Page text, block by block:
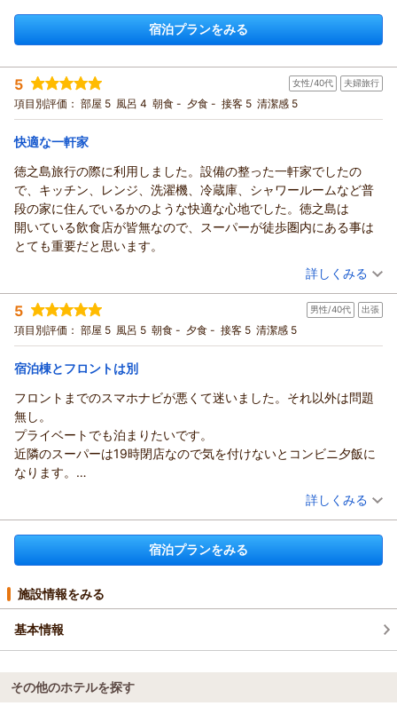
宿泊プランをみる
5 女性/40代 夫婦旅行
項目別評価： 部屋 5 風呂 4 朝食 - 夕食 - 接客 5 清潔感 5
快適な一軒家
徳之島旅行の際に利用しました。設備の整った一軒家でしたの
で、キッチン、レンジ、洗濯機、冷蔵庫、シャワールームなど普
段の家に住んでいるかのような快適な心地でした。徳之島は
開いている飲食店が皆無なので、スーパーが徒歩圏内にある事は
とても重要だと思います。
（投稿日：2026/05/04）
宿泊時期： 2026年05月宿泊 (夫婦旅行)
投稿者： あやこさん
宿泊プラン： 素泊まり 禁煙 一棟貸し ツイン 食事なし
宿泊価格帯： 8,001～9,000円(大人一人あたり/税込)
この度はSouthBlueのご利用ありがとうございました。
また、ご多忙の中、ご感想を頂きありがとうございます
またのお越しをお待ちしております。
（返信日：2026/05/06）
詳しくみる
5 男性/40代 出張
項目別評価： 部屋 5 風呂 5 朝食 - 夕食 - 接客 5 清潔感 5
宿泊棟とフロントは別
フロントまでのスマホナビが悪くて迷いました。それ以外は問題
無し。
プライベートでも泊まりたいです。
近隣のスーパーは19時閉店なので気を付けないとコンビニ夕飯に
なります。
ロフトはありますが冬でも暑いと思うので、実質、１階のベッド
（投稿日：2025/09/11）
宿泊時期： 2025年08月宿泊 (出張)
投稿者： ひでさん(男性/40代)
素泊まり 禁煙 一棟貸し ツイン
詳しくみる
宿泊プランをみる
施設情報をみる
基本情報
その他のホテルを探す